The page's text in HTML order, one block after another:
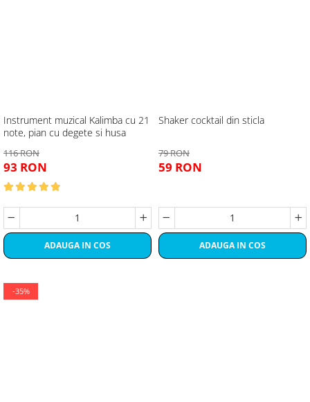
Instrument muzical Kalimba cu 21
note, pian cu degete si husa
116 RON
93 RON
ADAUGA IN COS
Shaker cocktail din sticla
79 RON
59 RON
ADAUGA IN COS
-35%